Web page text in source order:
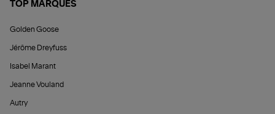
TOP MARQUES
Golden Goose
Jérôme Dreyfuss
Isabel Marant
Jeanne Vouland
Autry